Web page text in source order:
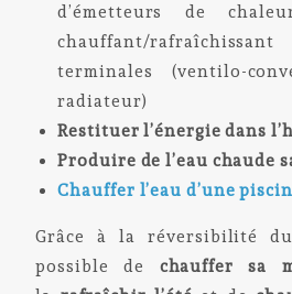
d’émetteurs de
chauffant/
terminales (ventilo-
radiateur)
Restituer l’énergie dans
Produire de l’eau chaude
Chauffer l’eau d’une
Grâce à la réversibilité
possible de chauffer sa